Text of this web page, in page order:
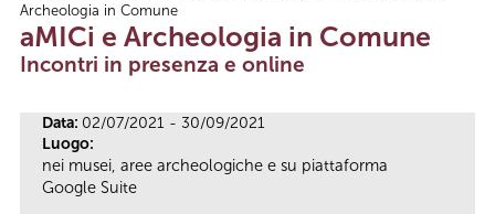
Tu sei qui
Archeologia in Comune
aMICi e Archeologia in Comune
Incontri in presenza e online
Data: 02/07/2021 - 30/09/2021
Luogo:
nei musei, aree archeologiche e su piattaforma
Google Suite